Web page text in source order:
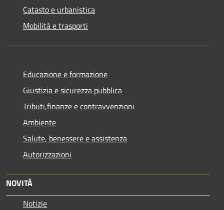
Catasto e urbanistica
Mobilità e trasporti
Educazione e formazione
Giustizia e sicurezza pubblica
Tributi,finanze e contravvenzioni
Ambiente
Salute, benessere e assistenza
Autorizzazioni
NOVITÀ
Notizie